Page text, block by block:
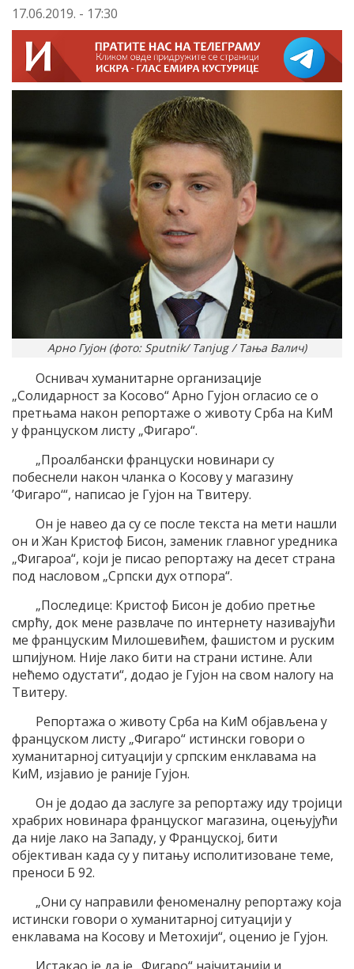
17.06.2019. - 17:30
Арно Гујон (фото: Sputnik/ Tanjug / Тања Валич)
Оснивач хуманитарне организације
„Солидарност за Косово“ Арно Гујон огласио се о
претњама након репортаже о животу Срба на КиМ
у француском листу „Фигаро“.
„Проалбански француски новинари су
побеснели након чланка о Косову у магазину
’Фигаро‘“, написао је Гујон на Твитеру.
Он је навео да су се после текста на мети нашли
он и Жан Кристоф Бисон, заменик главног уредника
„Фигароа“, који је писао репортажу на десет страна
под насловом „Српски дух отпора“.
„Последице: Кристоф Бисон је добио претње
смрћу, док мене развлаче по интернету називајући
ме француским Милошевићем, фашистом и руским
шпијуном. Није лако бити на страни истине. Али
нећемо одустати“, додао је Гујон на свом налогу на
Твитеру.
​Репортажа о животу Срба на КиМ објављена у
француском листу „Фигаро“ истински говори о
хуманитарној ситуацији у српским енклавама на
КиМ, изјавио је раније Гујон.
Он је додао да заслуге за репортажу иду тројици
храбрих новинара француског магазина, оцењујући
да није лако на Западу, у Француској, бити
објективан када су у питању исполитизоване теме,
преноси Б 92.
„Они су направили феноменалну репортажу која
истински говори о хуманитарној ситуацији у
енклавама на Косову и Метохији“, оценио је Гујон.